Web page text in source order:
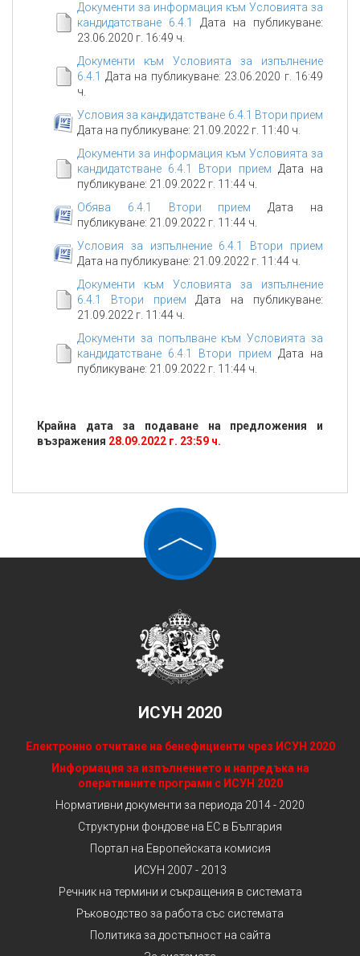
Документи за информация към Условията за
кандидатстване 6.4.1
Дата на публикуване:
23.06.2020 г. 16:49 ч.
Документи към Условията за изпълнение
6.4.1
Дата на публикуване: 23.06.2020 г. 16:49
ч.
Условия за кандидатстване 6.4.1 Втори прием
Дата на публикуване: 21.09.2022 г. 11:40 ч.
Документи за информация към Условията за
кандидатстване 6.4.1 Втори прием Дата на
публикуване: 21.09.2022 г. 11:44 ч.
Обява 6.4.1 Втори прием Дата на
публикуване: 21.09.2022 г. 11:44 ч.
Условия за изпълнение 6.4.1 Втори прием
Дата на публикуване: 21.09.2022 г. 11:44 ч.
Документи към Условията за изпълнение
6.4.1 Втори прием Дата на публикуване:
21.09.2022 г. 11:44 ч.
Документи за попълване към Условията за
кандидатстване 6.4.1 Втори прием Дата на
публикуване: 21.09.2022 г. 11:44 ч.
Крайна дата за подаване на предложения и
възражения 28.09.2022 г. 23:59 ч.
ИСУН 2020
Електронно отчитане на бенефициенти чрез ИСУН 2020
Информация за изпълнението и напредъка на
оперативните програми с ИСУН 2020
Нормативни документи за периода 2014 - 2020
Структурни фондове на ЕС в България
Портал на Европейската комисия
ИСУН 2007 - 2013
Речник на термини и съкращения в системата
Ръководство за работа със системата
Политика за достъпност на сайта